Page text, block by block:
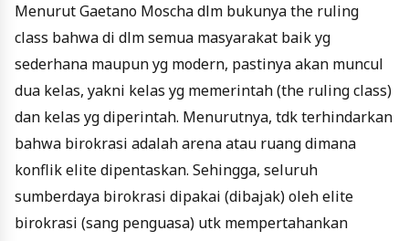
Menurut Gaetano Moscha dlm bukunya the ruling
class bahwa di dlm semua masyarakat baik yg
sederhana maupun yg modern, pastinya akan muncul
dua kelas, yakni kelas yg memerintah (the ruling class)
dan kelas yg diperintah. Menurutnya, tdk terhindarkan
bahwa birokrasi adalah arena atau ruang dimana
konflik elite dipentaskan. Sehingga, seluruh
sumberdaya birokrasi dipakai (dibajak) oleh elite
birokrasi (sang penguasa) utk mempertahankan